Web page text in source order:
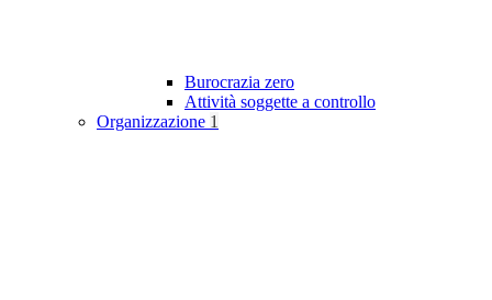
Burocrazia zero
Attività soggette a controllo
Organizzazione 1